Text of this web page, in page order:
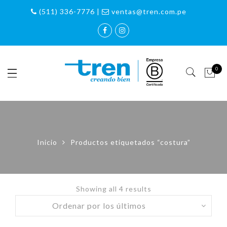
(511) 336-7776 | ventas@tren.com.pe
0
Inicio Productos etiquetados “costura”
Showing all 4 results
Sorted